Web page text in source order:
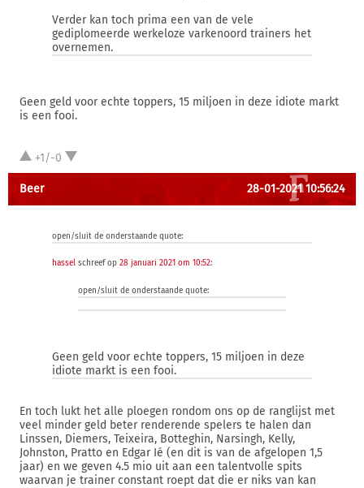
Verder kan toch prima een van de vele
gediplomeerde werkeloze varkenoord trainers het
overnemen.
Geen geld voor echte toppers, 15 miljoen in deze idiote markt
is een fooi.
+1/-0
Beer 28-01-2021 10:56:24
open/sluit de onderstaande quote:
hassel schreef op 28 januari 2021 om 10:52:
open/sluit de onderstaande quote:
Geen geld voor echte toppers, 15 miljoen in deze
idiote markt is een fooi.
En toch lukt het alle ploegen rondom ons op de ranglijst met
veel minder geld beter renderende spelers te halen dan
Linssen, Diemers, Teixeira, Botteghin, Narsingh, Kelly,
Johnston, Pratto en Edgar Ié (en dit is van de afgelopen 1,5
jaar) en we geven 4.5 mio uit aan een talentvolle spits
waarvan je trainer constant roept dat die er niks van kan